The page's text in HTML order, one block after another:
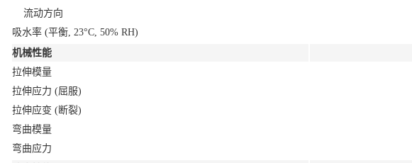
流动方向
吸水率 (平衡, 23°C, 50% RH)
机械性能
拉伸模量
拉伸应力 (屈服)
拉伸应变 (断裂)
弯曲模量
弯曲应力